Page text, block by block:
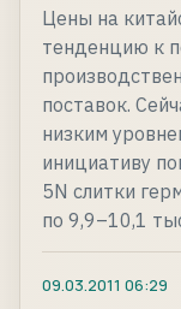
Цены на
тенденцию к
поставок.
низким
инициативу
5N слитки
по 9,9–10,1
09.03.2011 06:29